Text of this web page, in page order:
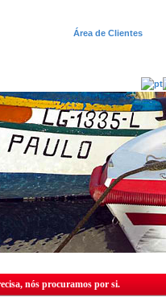
Área de Clientes
nós procuramos por si.